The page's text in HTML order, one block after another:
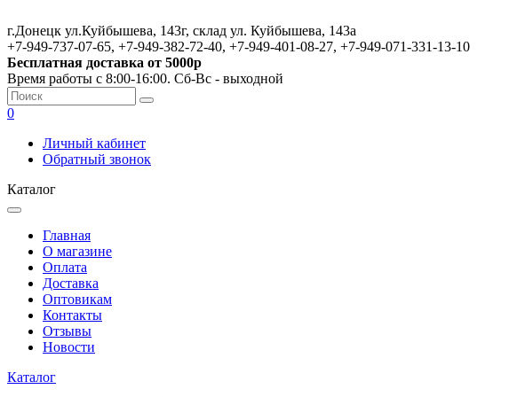
г.Донецк ул.Куйбышева, 143г, склад ул. Куйбышева, 143а
+7-949-737-07-65, +7-949-382-72-40, +7-949-401-08-27, +7-949-071-331-13-10
Бесплатная доставка от 5000р
Время работы с 8:00-16:00. Сб-Вс - выходной
0
Личный кабинет
Обратный звонок
Каталог
Главная
О магазине
Оплата
Доставка
Оптовикам
Контакты
Отзывы
Новости
Каталог